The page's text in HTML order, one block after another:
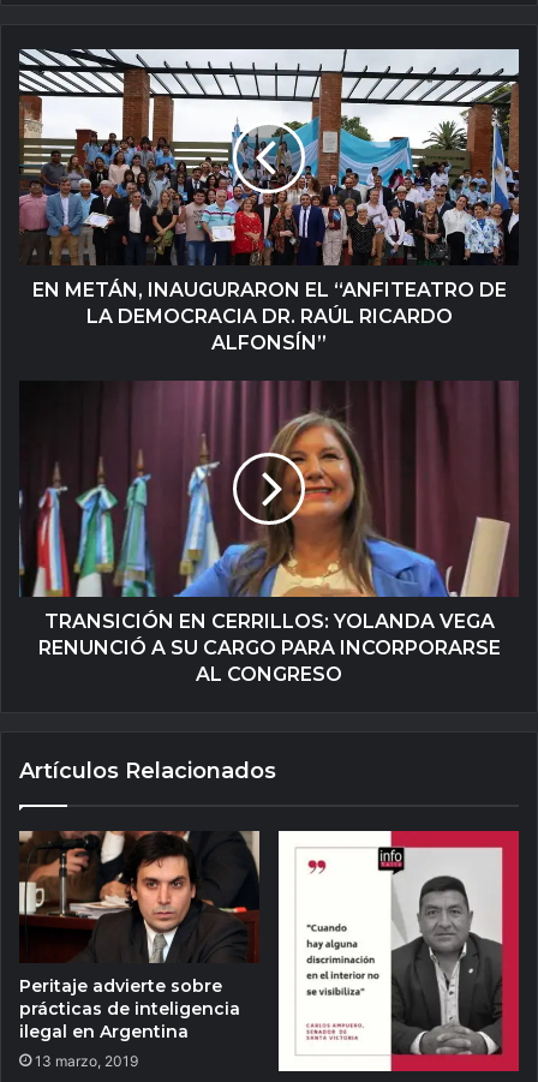
EN METÁN, INAUGURARON EL “ANFITEATRO DE
LA DEMOCRACIA DR. RAÚL RICARDO
ALFONSÍN”
TRANSICIÓN EN CERRILLOS: YOLANDA VEGA
RENUNCIÓ A SU CARGO PARA INCORPORARSE
AL CONGRESO
Artículos Relacionados
Peritaje advierte sobre
prácticas de inteligencia
ilegal en Argentina
13 marzo, 2019